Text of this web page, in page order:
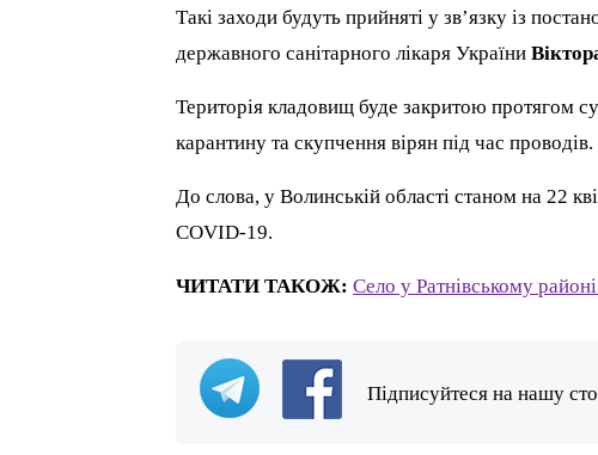
Такі заходи будуть прийняті у зв’язку із
державного санітарного лікаря України
Територія кладовищ буде закритою протягом
карантину та скупчення вірян під час проводів.
До слова, у Волинській області станом на 22
COVID-19.
ЧИТАТИ ТАКОЖ:Село у Ратнівському
Підписуйтеся на нашу